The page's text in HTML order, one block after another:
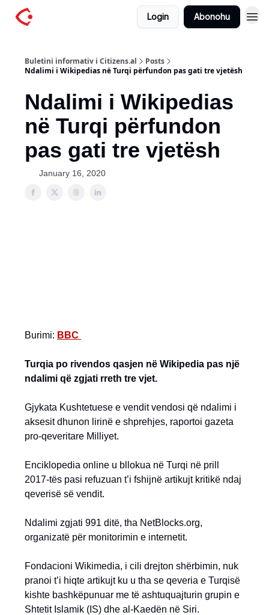
Login Abonohu
Buletini informativ i Citizens.al
Posts
Ndalimi i Wikipedias në Turqi përfundon pas gati tre vjetësh
Ndalimi i Wikipedias
në Turqi përfundon
pas gati tre vjetësh
January 16, 2020
Burimi: BBC
Turqia po rivendos qasjen në Wikipedia pas një
ndalimi që zgjati rreth tre vjet.
Gjykata Kushtetuese e vendit vendosi që ndalimi i
aksesit dhunon lirinë e shprehjes, raportoi gazeta
pro-qeveritare Milliyet.
Enciklopedia online u bllokua në Turqi në prill
2017-tës pasi refuzuan t’i fshijnë artikujt kritikë ndaj
qeverisë së vendit.
Ndalimi zgjati 991 ditë, tha NetBlocks.org,
organizatë për monitorimin e internetit.
Fondacioni Wikimedia, i cili drejton shërbimin, nuk
pranoi t’i hiqte artikujt ku u tha se qeveria e Turqisë
kishte bashkëpunuar me të ashtuquajturin grupin e
Shtetit Islamik (IS) dhe al-Kaedën në Siri.